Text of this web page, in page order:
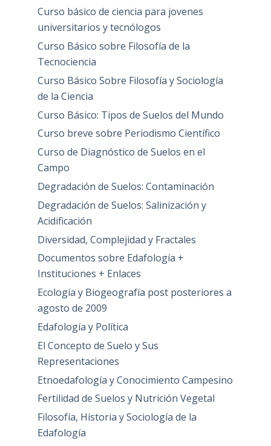
Curso básico de ciencia para jovenes
universitarios y tecnólogos
Curso Básico sobre Filosofía de la
Tecnociencia
Curso Básico Sobre Filosofía y Sociología
de la Ciencia
Curso Básico: Tipos de Suelos del Mundo
Curso breve sobre Periodismo Científico
Curso de Diagnóstico de Suelos en el
Campo
Degradación de Suelos: Contaminación
Degradación de Suelos: Salinización y
Acidificación
Diversidad, Complejidad y Fractales
Documentos sobre Edafología +
Instituciones + Enlaces
Ecología y Biogeografía post posteriores a
agosto de 2009
Edafología y Política
El Concepto de Suelo y Sus
Representaciones
Etnoedafología y Conocimiento Campesino
Fertilidad de Suelos y Nutrición Vegetal
Filosofía, Historia y Sociología de la
Edafología